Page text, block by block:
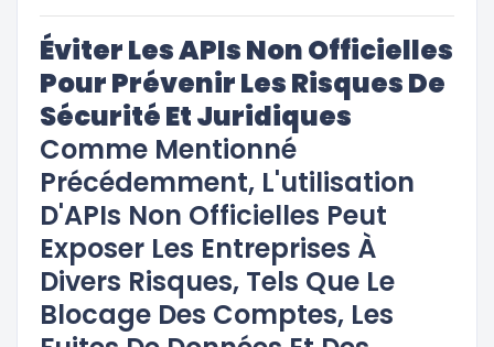
Éviter Les APIs Non Officielles
Pour Prévenir Les Risques De
Sécurité Et Juridiques
Comme Mentionné
Précédemment, L'utilisation
D'APIs Non Officielles Peut
Exposer Les Entreprises À
Divers Risques, Tels Que Le
Blocage Des Comptes, Les